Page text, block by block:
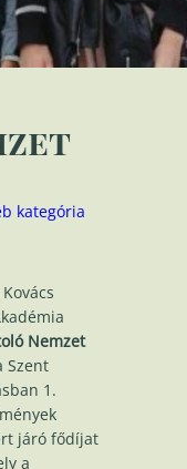
kategória
Nemzet
Szent
1.
járó fődíjat
a